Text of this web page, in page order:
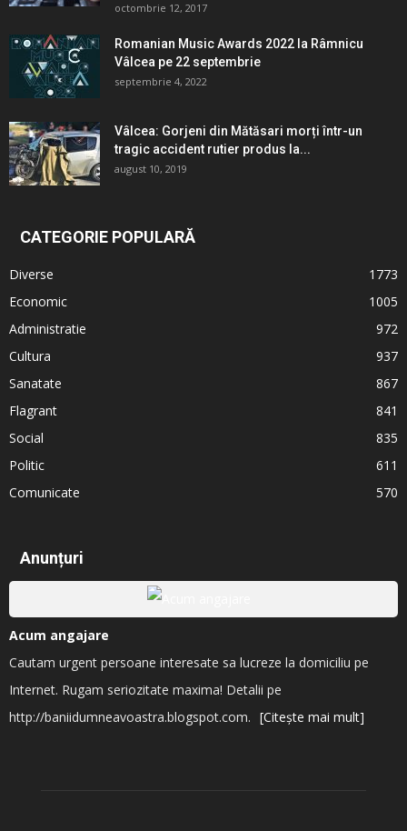
octombrie 12, 2017
Romanian Music Awards 2022 la Râmnicu
Vâlcea pe 22 septembrie
septembrie 4, 2022
Vâlcea: Gorjeni din Mătăsari morți într-un
tragic accident rutier produs la...
august 10, 2019
CATEGORIE POPULARĂ
Diverse
1773
Economic
1005
Administratie
972
Cultura
937
Sanatate
867
Flagrant
841
Social
835
Politic
611
Comunicate
570
Anunțuri
Acum angajare
Cautam urgent persoane interesate sa lucreze la domiciliu pe
Internet. Rugam seriozitate maxima! Detalii pe
http://baniidumneavoastra.blogspot.com. [Citește mai mult]